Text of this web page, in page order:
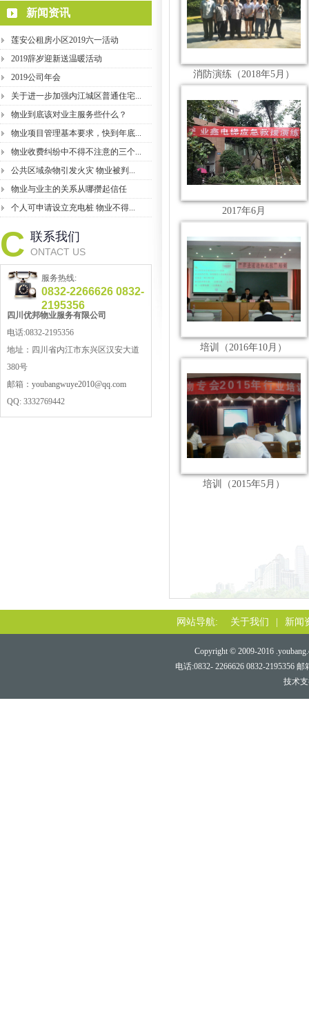
新闻资讯
莲安公租房小区2019六一活动
2019辞岁迎新送温暖活动
2019公司年会
关于进一步加强内江城区普通住宅...
物业到底该对业主服务些什么？
物业项目管理基本要求，快到年底...
物业收费纠纷中不得不注意的三个...
公共区域杂物引发火灾 物业被判...
物业与业主的关系从哪攒起信任
个人可申请设立充电桩 物业不得...
C 联系我们
ONTACT US
服务热线:
0832-2266626 0832-
2195356
四川优邦物业服务有限公司
电话:0832-2195356
地址： 四川省内江市东兴区汉安大道
380号
邮箱： youbangwuye2010@qq.com
QQ: 3332769442
消防演练（2018年5月）
2017年6月
培训（2016年10月）
培训（2015年5月）
网站导航: 关于我们 新闻
Copyright © 2009-2016
电话:0832- 2266626 0832-2195356
技术